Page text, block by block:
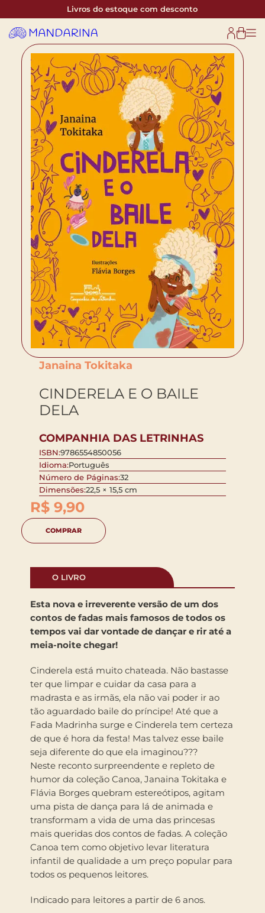
Livros do estoque com desconto
Janaina Tokitaka
CINDERELA E O BAILE
DELA
COMPANHIA DAS LETRINHAS
ISBN:9786554850056
Idioma:Português
Número de Páginas:32
Dimensões:22,5 × 15,5 cm
R$ 9,90
COMPRAR
O LIVRO
Esta nova e irreverente versão de um dos
contos de fadas mais famosos de todos os
tempos vai dar vontade de dançar e rir até a
meia-noite chegar!
Cinderela está muito chateada. Não bastasse
ter que limpar e cuidar da casa para a
madrasta e as irmãs, ela não vai poder ir ao
tão aguardado baile do príncipe! Até que a
Fada Madrinha surge e Cinderela tem certeza
de que é hora da festa! Mas talvez esse baile
seja diferente do que ela imaginou???
Neste reconto surpreendente e repleto de
humor da coleção Canoa, Janaina Tokitaka e
Flávia Borges quebram estereótipos, agitam
uma pista de dança para lá de animada e
transformam a vida de uma das princesas
mais queridas dos contos de fadas. A coleção
Canoa tem como objetivo levar literatura
infantil de qualidade a um preço popular para
todos os pequenos leitores.
Indicado para leitores a partir de 6 anos.